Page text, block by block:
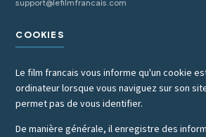
support@lefilmfrancais.com
COOKIES
Le film francais vous informe qu'un cookie
ordinateur lorsque vous naviguez sur son
permet pas de vous identifier.
De manière générale, il enregistre des